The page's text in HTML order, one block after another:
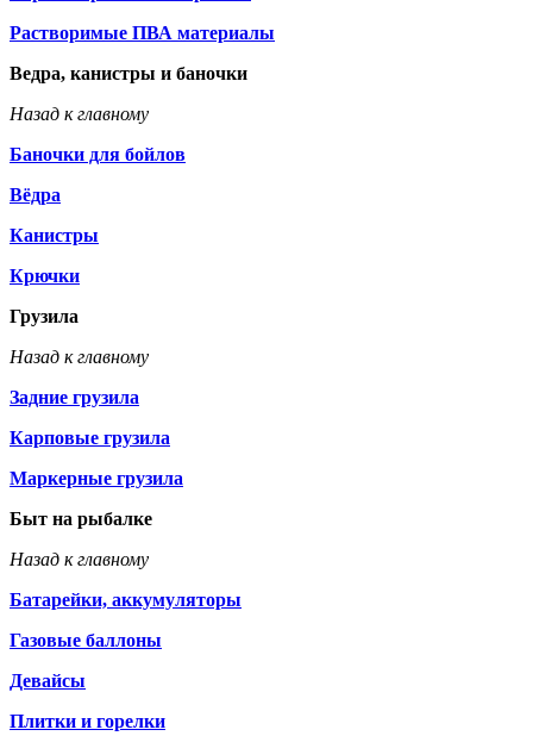
Растворимые ПВА материалы
Ведра, канистры и баночки
Назад к главному
Баночки для бойлов
Вёдра
Канистры
Крючки
Грузила
Назад к главному
Задние грузила
Карповые грузила
Маркерные грузила
Быт на рыбалке
Назад к главному
Батарейки, аккумуляторы
Газовые баллоны
Девайсы
Плитки и горелки